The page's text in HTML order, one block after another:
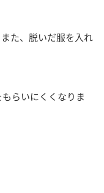
た、脱いだ服を入れ
らいにくくなりま